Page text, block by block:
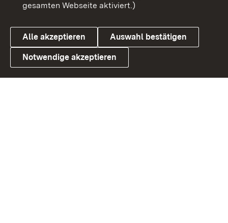
Link zum Landesportal
Datenschutz
Cookies
gesamten Webseite aktiviert.)
Alle akzeptieren Auswahl bestätigen
Notwendige akzeptieren